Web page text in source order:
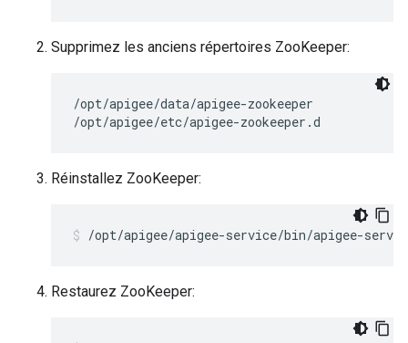
Supprimez les anciens répertoires ZooKeeper:
/opt/apigee/data/apigee-zookeeper
/opt/apigee/etc/apigee-zookeeper.d
Réinstallez ZooKeeper:
/opt/apigee/apigee-service/bin/apigee-
Restaurez ZooKeeper: